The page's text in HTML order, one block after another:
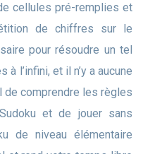
cellules pré-remplies et
de chiffres sur le
pour résoudre un tel
l’infini, et il n’y a aucune
comprendre les règles
et de jouer sans
de niveau élémentaire